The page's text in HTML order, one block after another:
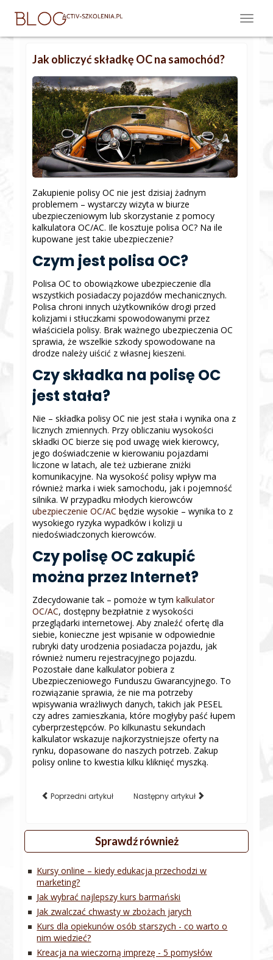
Jak obliczyć składkę OC na samochód?
Zakupienie polisy OC nie jest dzisiaj żadnym
problemem – wystarczy wizyta w biurze
ubezpieczeniowym lub skorzystanie z pomocy
kalkulatora OC/AC. Ile kosztuje polisa OC? Na ile
kupowane jest takie ubezpieczenie?
Czym jest polisa OC?
Polisa OC to obowiązkowe ubezpieczenie dla
wszystkich posiadaczy pojazdów mechanicznych.
Polisa chroni innych użytkowników drogi przed
kolizjami i stłuczkami spowodowanymi przez
właściciela polisy. Brak ważnego ubezpieczenia OC
sprawia, że wszelkie szkody spowodowane na
drodze należy uiścić z własnej kieszeni.
Czy składka na polisę OC
jest stała?
Nie – składka polisy OC nie jest stała i wynika ona z
licznych zmiennych. Przy obliczaniu wysokości
składki OC bierze się pod uwagę wiek kierowcy,
jego doświadczenie w kierowaniu pojazdami
liczone w latach, ale też uzbierane zniżki
komunikacyjne. Na wysokość polisy wpływ ma
również marka i wiek samochodu, jak i pojemność
silnika. W przypadku młodych kierowców
ubezpieczenie OC/AC będzie wysokie – wynika to z
wysokiego ryzyka wypadków i kolizji u
niedoświadczonych kierowców.
Czy polisę OC zakupić
można przez Internet?
Zdecydowanie tak – pomoże w tymkalkulator
OC/AC, dostępny bezpłatnie z wysokości
przeglądarki internetowej. Aby znaleźć ofertę dla
siebie, konieczne jest wpisanie w odpowiednie
rubryki daty urodzenia posiadacza pojazdu, jak
również numeru rejestracyjnego pojazdu.
Pozostałe dane kalkulator pobiera z
Ubezpieczeniowego Funduszu Gwarancyjnego. To
rozwiązanie sprawia, że nie ma potrzeby
wpisywania wrażliwych danych, takich jak PESEL
czy adres zamieszkania, które mogłyby paść łupem
cyberprzestępców. Po kilkunastu sekundach
kalkulator wskazuje najkorzystniejsze oferty na
rynku, dopasowane do naszych potrzeb. Zakup
polisy online to kwestia kilku kliknięć myszką.
Poprzedni artykuł Następny artykuł
Sprawdź również
Kursy online – kiedy edukacja przechodzi w
marketing?
Jak wybrać najlepszy kurs barmański
Jak zwalczać chwasty w zbożach jarych
Kurs dla opiekunów osób starszych - co warto o
nim wiedzieć?
Kreacja na wieczorną imprezę - 5 pomysłów